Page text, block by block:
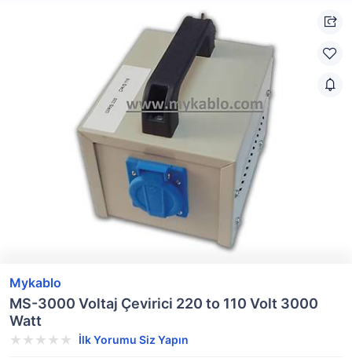
Mykablo
MS-3000 Voltaj Çevirici 220 to 110 Volt 3000
Watt
İlk Yorumu Siz Yapın